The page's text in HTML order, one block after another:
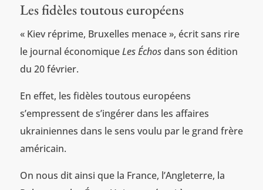
Les fidèles toutous européens
« Kiev réprime, Bruxelles menace », écrit sans rire
le journal économiqueLes Échosdans son édition
du 20 février.
En effet, les fidèles toutous européens
s’empressent de s’ingérer dans les affaires
ukrainiennes dans le sens voulu par le grand frère
américain.
On nous dit ainsi que la France, l’Angleterre, la